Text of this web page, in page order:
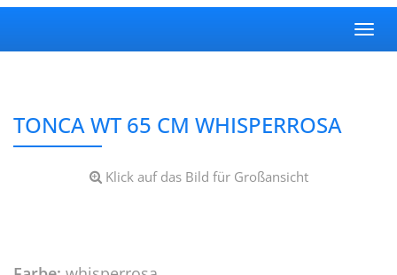
TONCA WT 65 CM WHISPERROSA
Klick auf das Bild für Großansicht